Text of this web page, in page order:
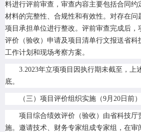
料进行评前审查，审查内容主要包括合同约
材料的完整性、合规性和有效性。对存在问
项目承担单位进行整改。评前审查完成后，
评价（验收）申请及项目清单行文报送省科
工作计划和现场考察方案。
3.2023年立项项目因执行期未截至，上
底。
（三）项目评价组织实施（9月20日前）
项目综合绩效评价（验收）由省科技厅
施。邀请技术、财务专家组成专家组，在审